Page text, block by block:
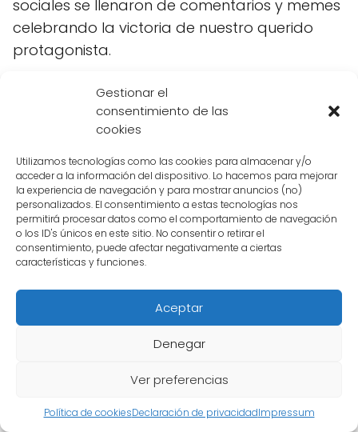
Gestionar el
consentimiento de las
cookies
Utilizamos tecnologías como las cookies para almacenar y/o
acceder a la información del dispositivo. Lo hacemos para mejorar
la experiencia de navegación y para mostrar anuncios (no)
personalizados. El consentimiento a estas tecnologías nos
permitirá procesar datos como el comportamiento de navegación
o los ID's únicos en este sitio. No consentir o retirar el
consentimiento, puede afectar negativamente a ciertas
características y funciones.
Aceptar
Denegar
Ver preferencias
Política de cookiesDeclaración de privacidadImpressum
sociales se llenaron de comentarios y memes
celebrando la victoria de nuestro querido
protagonista.
La valentía y determinación de Goku
La clave de esta épica batalla fue la valentía
principal de "Dragon Ball Z". A lo largo de la
serie, Goku ha demostrado una y otra vez su
increíble poder y su espíritu indomable.
En esta ocasión, Goku se enfrentó a uno de
Max. A pesar de las dificultades y los
obstáculos que se presentaron, Goku nunca
perdió la fe en sí mismo y en su capacidad
mundo una vez más.